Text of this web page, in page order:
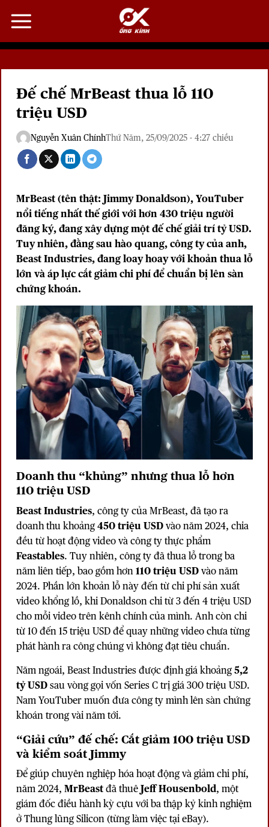
qua
dung
Đế chế MrBeast thua lỗ 110
triệu USD
Nguyễn Xuân ChínhThứ Năm, 25/09/2025 - 4:27 chiều
MrBeast (tên thật: Jimmy Donaldson), YouTuber
nổi tiếng nhất thế giới với hơn 430 triệu người
đăng ký, đang xây dựng một đế chế giải trí tỷ USD.
Tuy nhiên, đằng sau hào quang, công ty của anh,
Beast Industries, đang loay hoay với khoản thua lỗ
lớn và áp lực cắt giảm chi phí để chuẩn bị lên sàn
chứng khoán.
Doanh thu “khủng” nhưng thua lỗ hơn
110 triệu USD
Beast Industries, công ty của MrBeast, đã tạo ra
doanh thu khoảng450 triệu USDvào năm 2024, chia
đều từ hoạt động video và công ty thực phẩm
Feastables. Tuy nhiên, công ty đã thua lỗ trong ba
năm liên tiếp, bao gồm hơn110 triệu USDvào năm
2024. Phần lớn khoản lỗ này đến từ chi phí sản xuất
video khổng lồ, khi Donaldson chi từ 3 đến 4 triệu USD
cho mỗi video trên kênh chính của mình. Anh còn chi
từ 10 đến 15 triệu USD để quay những video chưa từng
phát hành ra công chúng vì không đạt tiêu chuẩn.
Năm ngoái, Beast Industries được định giá khoảng5,2
tỷ USDsau vòng gọi vốn Series C trị giá 300 triệu USD.
Nam YouTuber muốn đưa công ty mình lên sàn chứng
khoán trong vài năm tới.
“Giải cứu” đế chế: Cắt giảm 100 triệu USD
và kiểm soát Jimmy
Để giúp chuyên nghiệp hóa hoạt động và giảm chi phí,
năm 2024, MrBeastđã thuêJeff Housenbold, một
giám đốc điều hành kỳ cựu với ba thập kỷ kinh nghiệm
ở Thung lũng Silicon (từng làm việc tại eBay).